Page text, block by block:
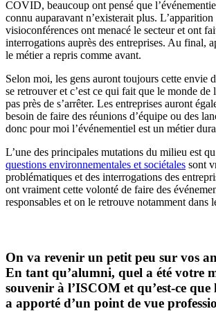
COVID, beaucoup ont pensé que
connu auparavant n’existerait plus.
visioconférences ont menacé le secteur et ont
interrogations auprès des entreprises. Au final,
le métier a repris comme avant.
Selon moi, les gens auront toujours cette envie
se retrouver et c’est ce qui fait que le monde de
pas près de s’arrêter. Les entreprises auront
besoin de faire des réunions d’équipe ou des
donc pour moi l’événementiel est un métier
L’une des principales mutations du milieu est
questions environnementales et sociétales sont
problématiques et des interrogations des
ont vraiment cette volonté de faire des
responsables et on le retrouve notamment dans
On va revenir un petit peu sur vos
En tant qu’alumni, quel a été votre
souvenir à l’ISCOM et qu’est-ce
a apporté d’un point de vue